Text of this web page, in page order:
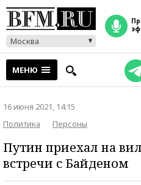
Москва
прямой
МЕНЮ
16 июня 2021, 14:15
Политика
Персоны
Путин приехал на
встречи с Байденом